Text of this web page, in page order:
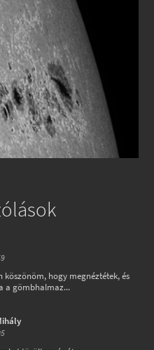
köszönöm, hogy megnéztétek, és
a gömbhalmaz...